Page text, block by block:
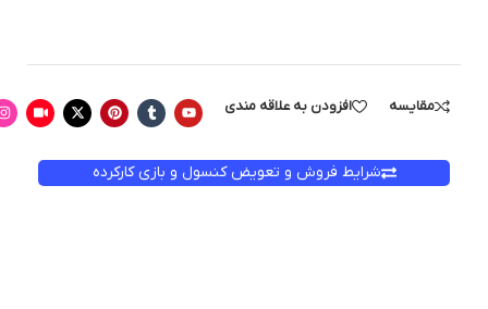
مقایسه افزودن به علاقه مندی
شرایط فروش و تعویض کنسول و بازی کارکرده